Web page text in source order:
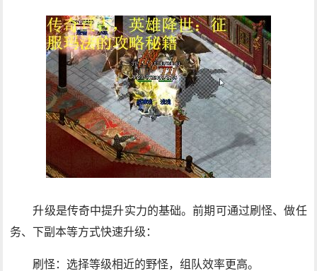
升级是传奇中提升实力的基础。前期可通过刷怪、做任
务、下副本等方式快速升级：
刷怪：选择等级相近的野怪，组队效率更高。